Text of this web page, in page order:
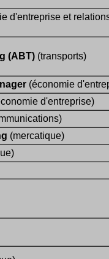
d'entreprise et
(ABT) (transports)
(économie
d'entreprise)
(mercatique)